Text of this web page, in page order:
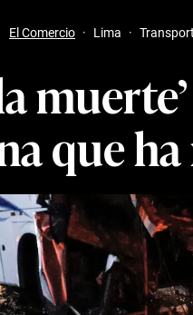
El Comercio · Lima ·
que